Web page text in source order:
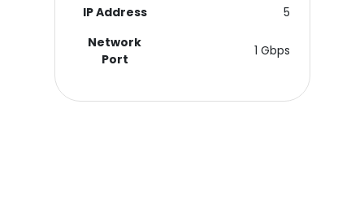
IP Address
5
Network
Port
1 Gbps